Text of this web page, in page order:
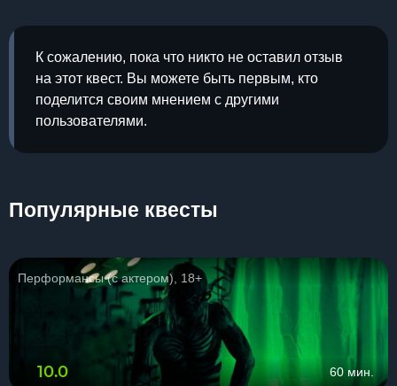
К сожалению, пока что никто не оставил отзыв
на этот квест. Вы можете быть первым, кто
поделится своим мнением с другими
пользователями.
Популярные квесты
Перформансы (с актером), 18+
10.0 60 мин.